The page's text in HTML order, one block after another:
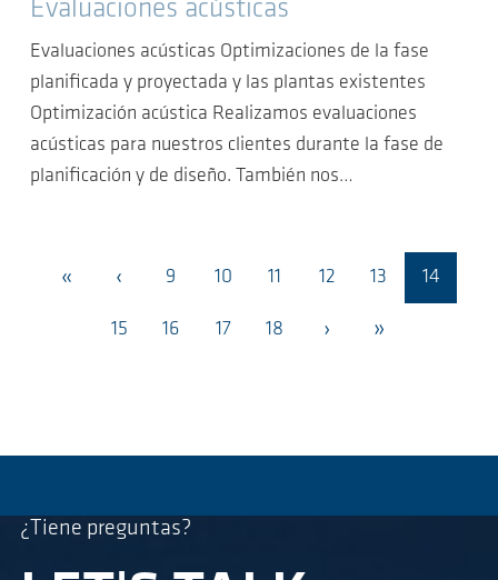
Evaluaciones acústicas
Evaluaciones acústicas Optimizaciones de la fase
planificada y proyectada y las plantas existentes
Optimización acústica Realizamos evaluaciones
acústicas para nuestros clientes durante la fase de
planificación y de diseño. También nos…
« ‹ 9 10 11 12 13 14
15 16 17 18 › »
¿Tiene preguntas?